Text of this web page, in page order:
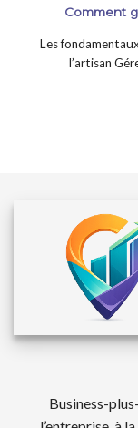
Comment
Les
l’artisan
Business-